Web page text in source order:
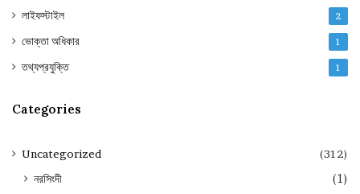
লাইফস্টাইল 2
ভোক্তা অধিকার 1
তথ্যপ্রযুক্তি 1
Categories
Uncategorized (312)
নরসিংদী (1)